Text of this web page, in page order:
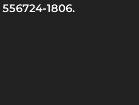
556724-1806.